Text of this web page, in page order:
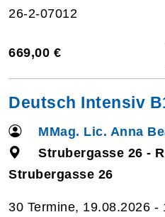
26-2-07012
669,00 €
Deutsch Intensiv
MMag. Lic. Anna
Strubergasse 26 -
Strubergasse 26
30 Termine, 19.08.2026 -